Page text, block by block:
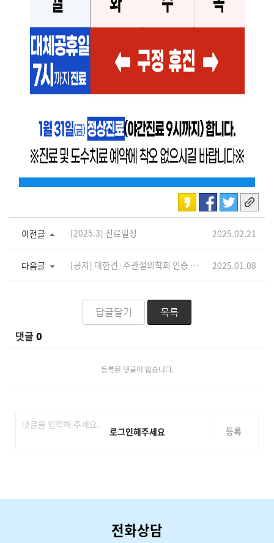
이전글 [2025.3] 진료일정 2025.02.21
다음글 [공지] 대한견·주관절의학회 인증 어깨 전문의 박해봉 원장 2025.01.08
답글달기 목록
댓글 0
등록된 댓글이 없습니다.
로그인해주세요 등록
전화상담